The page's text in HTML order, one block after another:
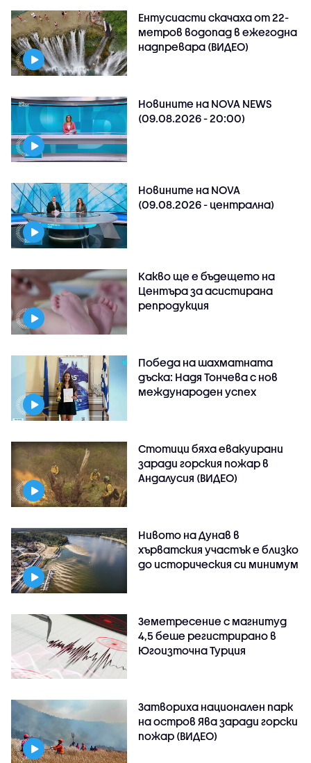
Ентусиасти скачаха от 22-
метров водопад в ежегодна
надпревара (ВИДЕО)
Новините на NOVA NEWS
(09.08.2026 - 20:00)
Новините на NOVA
(09.08.2026 - централна)
Какво ще е бъдещето на
Центъра за асистирана
репродукция
Победа на шахматната
дъска: Надя Тончева с нов
международен успех
Стотици бяха евакуирани
заради горския пожар в
Андалусия (ВИДЕО)
Нивото на Дунав в
хърватския участък е близко
до историческия си минимум
Земетресение с магнитуд
4,5 беше регистрирано в
Югоизточна Турция
Затвориха национален парк
на остров Ява заради горски
пожар (ВИДЕО)